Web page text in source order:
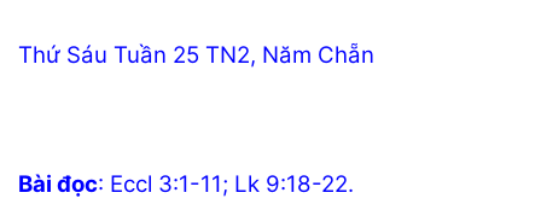
Thứ Sáu Tuần 25 TN2, Năm Chẵn
Bài đọc: Eccl 3:1-11; Lk 9:18-22.